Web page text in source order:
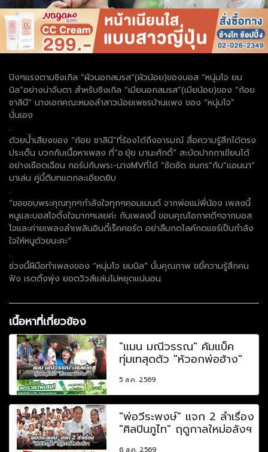
ปังๆแรงตามซิงเกิล “ผัวนอกสมรส”(ผัวน้อย)ของบอส “หนุ่มโจ ยม
นิล”อย่างน่าจับตา สำหรับซิงเกิล “เมียนอกสมรส”(เมียน้อย)ของ “ก้อย
ชาลินี” นางเอกคณะหมอลำสาวน้อยเพชรบ้านแพง ของ “หนุ่มโจ”
นั่นเอง
.
ด้วยน้ำเสียงของ “ก้อย ชาลินี”ที่ร้องได้ถึงอารมณ์ สื่อความรู้สึกได้ตรง
ประเด็น บวกกับเนื้อหาเพลง ที่”อ.ยุ้ย มานะศักดิ์” สะบัดปากกาเขียนได้
อย่างเชือดเฉือน กอร์ปกับพระ-นางMVที่ได้ “ชัดชัด ชนกร”กับ”แอนนา”
มาเล่น คู่นี้ตีบทแตกละเอียดยิบ
.
“ขอขอบพระคุณทุกๆกำลังใจทุกๆคอมเมนต์ จากพ่อแม่พี่น้อง เพลงนี้
หนูและบอสโจตั้งใจมากๆเลยค่ะ กับเพลงนี้ ขอบคุณโอกาศดีๆจากบอส
โจและค่ายเพลงลำเพลินอินดี้เร็คคอร์ด อย่าลืมกดไลค์กดแชร์เป็นกำลัง
ใจให้หนูด้วยนะคะ”
.
ช่วงนี้ฝีมือทำเพลงของ “หนุ่มโจ ยมนิล” นั้นคุณภาพ ขยี้ความรู้สึกคน
ฟัง เรตติ้งพุ่ง ยอดวิวส์แล่นไม่หยุดแน่นอน
เนื้อหาที่เกี่ยวข้อง
"แมน มณีวรรณ" คัมแบ็ค
ทุ่มเทสุดตัว "หัวอกพ่อฮ้าง"
5 ส.ค. 2569
"พ่อวีระพงษ์" แจก 2 ลำเรื่อง
"ศิลปินภูไท" ฤดูกาลใหม่อลังฯ
6 ส.ค. 2569